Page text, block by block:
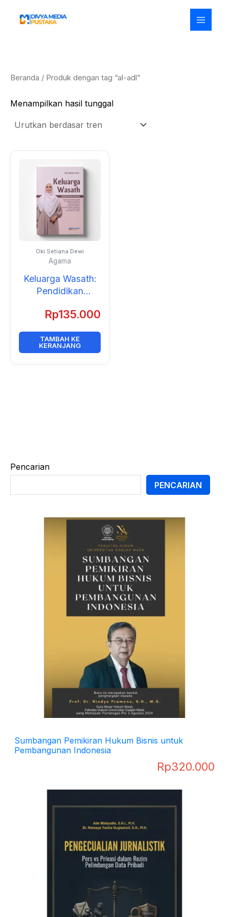
Pencarian
PENCARIAN
Sumbangan Pemikiran Hukum Bisnis untuk
Pembangunan Indonesia
Rp320.000
Beranda / Produk dengan tag “al-adl”
Menampilkan hasil tunggal
Oki Setiana Dewi
Agama
Keluarga Wasath:
Pendidikan
Digital
Rp135.000
TAMBAH KE
KERANJANG